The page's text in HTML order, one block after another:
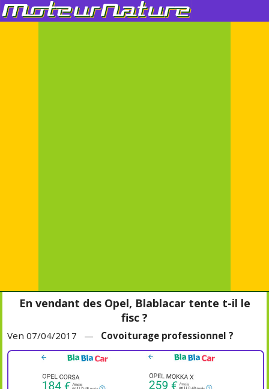
En vendant des Opel, Blablacar tente t-il le
fisc ?
Ven 07/04/2017 — Covoiturage professionnel ?